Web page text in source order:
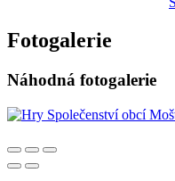
Fotogalerie
Náhodná fotogalerie